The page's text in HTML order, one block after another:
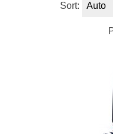
Sort: